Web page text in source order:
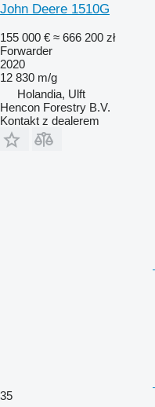
John Deere 1510G
155 000 € ≈ 666 200 zł
Forwarder
2020
12 830 m/g
Holandia, Ulft
Hencon Forestry B.V.
Kontakt z dealerem
35